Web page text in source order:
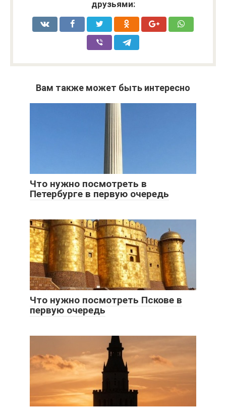
друзьями:
Вам также может быть интересно
Что нужно посмотреть в
Петербурге в первую очередь
Что нужно посмотреть Пскове в
первую очередь